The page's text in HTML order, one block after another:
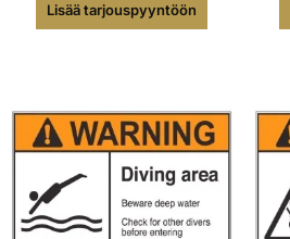
Lisää tarjouspyyntöön